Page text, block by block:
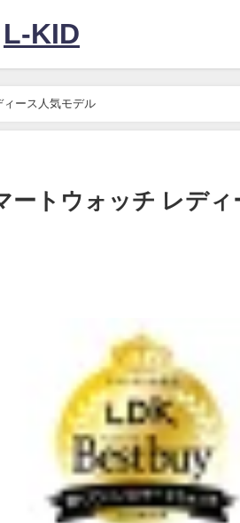
L-KID
ィース人気モデル
ートウォッチ レディ